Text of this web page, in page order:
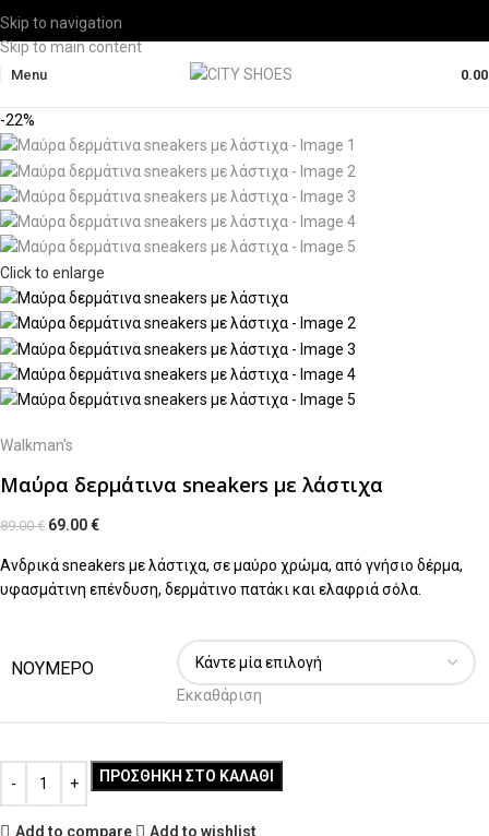
Skip to navigation
Skip to main content
Menu
-22%
Click to enlarge
Walkman's
Μαύρα δερμάτινα sneakers με λάστιχα
89.00€ 69.00€
Ανδρικά sneakers με λάστιχα, σε μαύρο χρώμα, από γνήσιο δέρμα,
υφασμάτινη επένδυση, δερμάτινο πατάκι και ελαφριά σόλα.
ΝΟΥΜΕΡΟ
Εκκαθάριση
ΠΡΟΣΘΉΚΗ ΣΤΟ ΚΑΛΆΘΙ
Add to compare Add to wishlist